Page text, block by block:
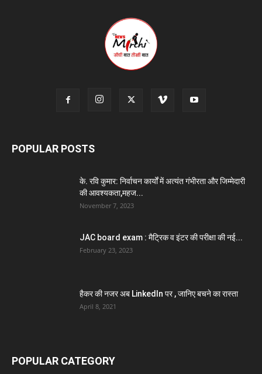
POPULAR POSTS
के. रवि कुमार: निर्वाचन कार्यों में अत्यंत गंभीरता और जिम्मेदारी
की आवश्यकता,महज...
November 7, 2023
JAC board exam : मैट्रिक व इंटर की परीक्षा की नई...
February 23, 2023
हैकर की नजर अब LinkedIn पर , जानिए बचने का रास्ता
April 8, 2021
POPULAR CATEGORY